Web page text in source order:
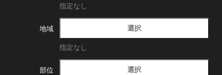
指定なし
地域 選択
指定なし
部位 選択